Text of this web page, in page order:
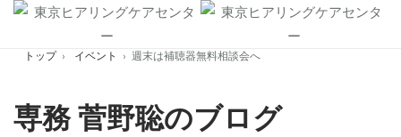
Skip
content
トップ › イベント › 週末は補聴器無料相談会へ
専務 菅野聡のブログ